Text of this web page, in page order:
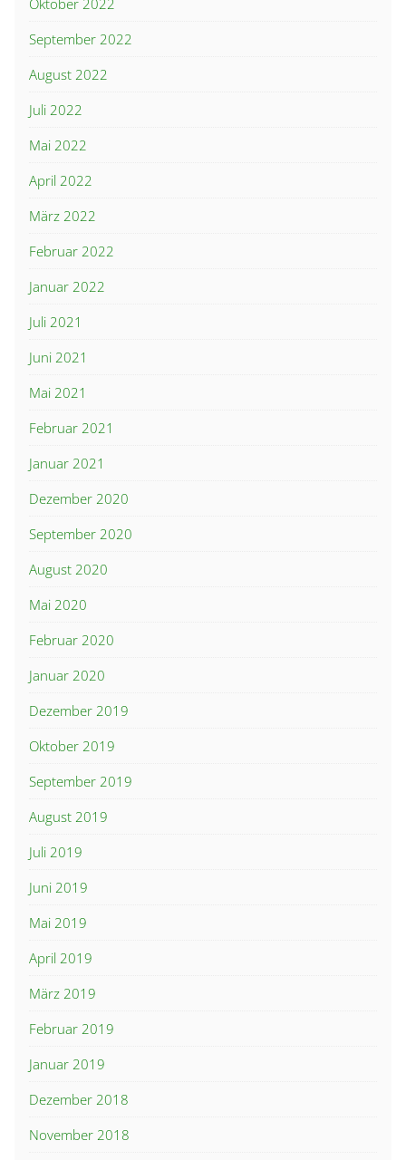
Oktober 2022
September 2022
August 2022
Juli 2022
Mai 2022
April 2022
März 2022
Februar 2022
Januar 2022
Juli 2021
Juni 2021
Mai 2021
Februar 2021
Januar 2021
Dezember 2020
September 2020
August 2020
Mai 2020
Februar 2020
Januar 2020
Dezember 2019
Oktober 2019
September 2019
August 2019
Juli 2019
Juni 2019
Mai 2019
April 2019
März 2019
Februar 2019
Januar 2019
Dezember 2018
November 2018